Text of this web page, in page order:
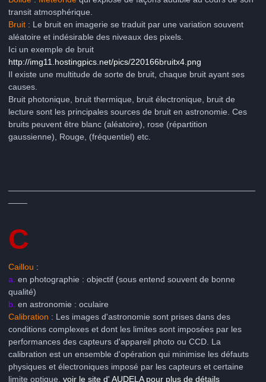
transit atmosphérique.
Bruit : Le bruit en imagerie se traduit par une variation souvent
aléatoire et indésirable des niveaux des pixels.
Ici un exemple de bruit
http://img11.hostingpics.net/pics/220166bruitx4.png
Il existe une multitude de sorte de bruit, chaque bruit ayant ses
causes.
Bruit photonique, bruit thermique, bruit électronique, bruit de
lecture sont les principales sources de bruit en astronomie. Ces
bruits peuvent être blanc (aléatoire), rose (répartition
gaussienne), Rouge, (fréquentiel) etc.
C
Caillou :
a. en photographie : objectif (sous entend souvent de bonne
qualité)
b. en astronomie : oculaire
Calibration : Les images d'astronomie sont prises dans des
conditions complexes et dont les limites sont imposées par les
performances des capteurs d'appareil photo ou CCD. La
calibration est un ensemble d'opération qui minimise les défauts
physiques et électroniques imposé par les capteurs et certaine
limite optique. voir le site d' AUDELA pour plus de détails